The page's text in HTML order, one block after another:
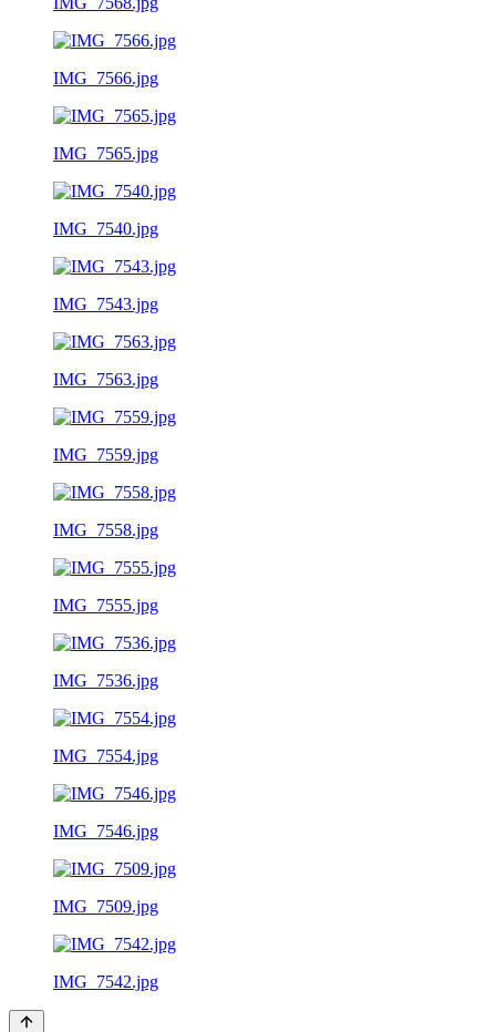
IMG_7566.jpg
IMG_7565.jpg
IMG_7540.jpg
IMG_7543.jpg
IMG_7563.jpg
IMG_7559.jpg
IMG_7558.jpg
IMG_7555.jpg
IMG_7536.jpg
IMG_7554.jpg
IMG_7546.jpg
IMG_7509.jpg
IMG_7542.jpg